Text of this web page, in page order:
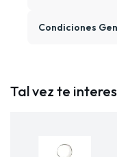
Condiciones
Tal vez te